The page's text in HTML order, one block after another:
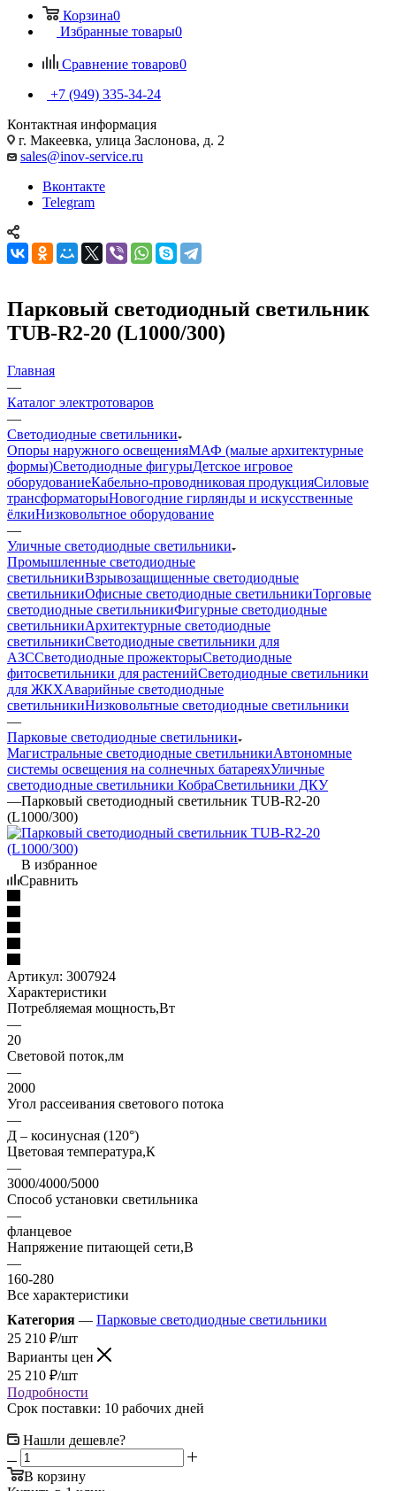
Корзина0
Избранные товары0
Сравнение товаров0
+7 (949) 335-34-24
Контактная информация
г. Макеевка, улица Заслонова, д. 2
sales@inov-service.ru
Вконтакте
Telegram
Парковый светодиодный светильник
TUB-R2-20 (L1000/300)
Главная
—
Каталог электротоваров
—
Светодиодные светильники
Опоры наружного освещенияМАФ (малые архитектурные
формы)Светодиодные фигурыДетское игровое
оборудованиеКабельно-проводниковая продукцияСиловые
трансформаторыНовогодние гирлянды и искусственные
ёлкиНизковольтное оборудование
—
Уличные светодиодные светильники
Промышленные светодиодные
светильникиВзрывозащищенные светодиодные
светильникиОфисные светодиодные светильникиТорговые
светодиодные светильникиФигурные светодиодные
светильникиАрхитектурные светодиодные
светильникиСветодиодные светильники для
АЗССветодиодные прожекторыСветодиодные
фитосветильники для растенийСветодиодные светильники
для ЖКХАварийные светодиодные
светильникиНизковольтные светодиодные светильники
—
Парковые светодиодные светильники
Магистральные светодиодные светильникиАвтономные
системы освещения на солнечных батареяхУличные
светодиодные светильники КобраСветильники ДКУ
—Парковый светодиодный светильник TUB-R2-20
(L1000/300)
В избранное
Сравнить
Артикул: 3007924
Характеристики
Потребляемая мощность,Вт
—
20
Световой поток,лм
—
2000
Угол рассеивания светового потока
—
Д – косинусная (120°)
Цветовая температура,К
—
3000/4000/5000
Способ установки светильника
—
фланцевое
Напряжение питающей сети,В
—
160-280
Все характеристики
Категория — Парковые светодиодные светильники
25 210 ₽/шт
Варианты цен
25 210 ₽/шт
Подробности
Срок поставки: 10 рабочих дней
Нашли дешевле?
В корзину